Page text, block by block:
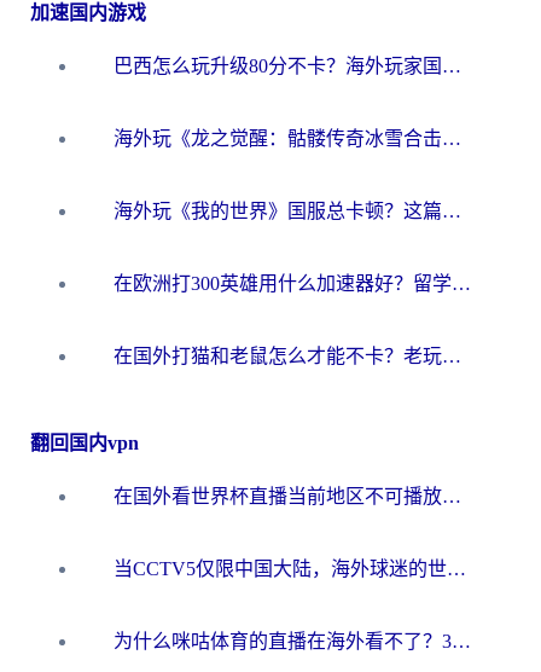
加速国内游戏
巴西怎么玩升级80分不卡？海外玩家国服游戏加速器终极指南（附避坑技巧）
海外玩《龙之觉醒：骷髅传奇冰雪合击》延迟高？这篇指南帮你解决卡顿烦恼！
海外玩《我的世界》国服总卡顿？这篇我的世界游戏加速器指南帮你解决所有问题
在欧洲打300英雄用什么加速器好？留学生亲测有效的解决方案来了
在国外打猫和老鼠怎么才能不卡？老玩家亲测的终极加速指南
翻回国内vpn
在国外看世界杯直播当前地区不可播放？海外党必看的回国加速全攻略
当CCTV5仅限中国大陆，海外球迷的世界杯狂欢如何继续？
为什么咪咕体育的直播在海外看不了？3步解决海外看世界杯+抖音地区限制难题